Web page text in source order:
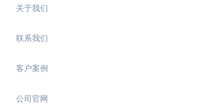
关于我们
联系我们
客户案例
公司官网